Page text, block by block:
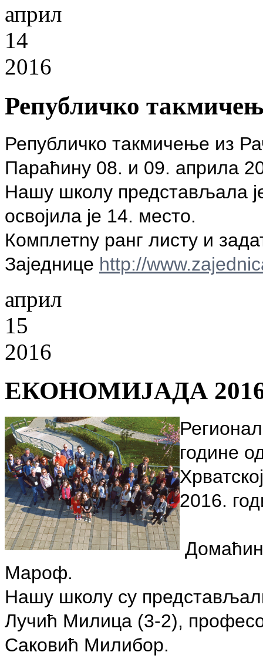
април
14
2016
Републичко
Републичко такмичење из
Параћину 08. и 09. априла
Нашу школу представљала
освојила је 14. место.
Комплетnу ранг листу и
Заједнице http://
април
15
2016
ЕКОНОМИЈАДА
године
2016.
Мароф.
Нашу школу су
Лучић Милица (3-2),
Саковић Милибор.